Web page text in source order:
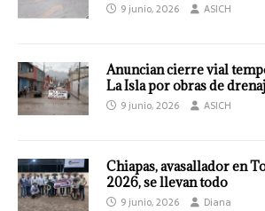
9 junio, 2026 ASICH
Anuncian cierre vial
La Isla por obras de
9 junio, 2026 ASICH
Chiapas, avasallador en
2026, se llevan todo
9 junio, 2026 Diana